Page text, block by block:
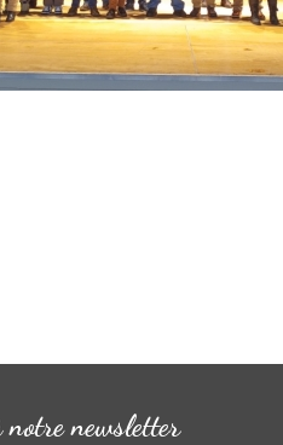
newsletter